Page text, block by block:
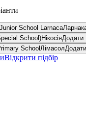
School Larnaca
School)НікосіяДодати
School ЛімасолДодати
Відкрити підбір